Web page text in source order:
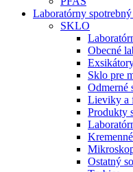
Laboratórny
SKLO
Obecné
Sklo pre
Odmerné
Lieviky a
Produkty
Ostatný